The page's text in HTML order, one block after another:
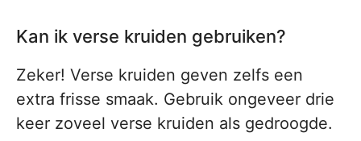
Kan ik verse kruiden gebruiken?
Zeker! Verse kruiden geven zelfs een
extra frisse smaak. Gebruik ongeveer drie
keer zoveel verse kruiden als gedroogde.